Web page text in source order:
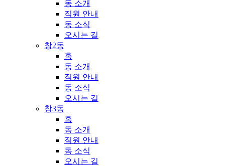
동 소개
직원 안내
동 소식
오시는 길
창2동
홈
동 소개
직원 안내
동 소식
오시는 길
창3동
홈
동 소개
직원 안내
동 소식
오시는 길